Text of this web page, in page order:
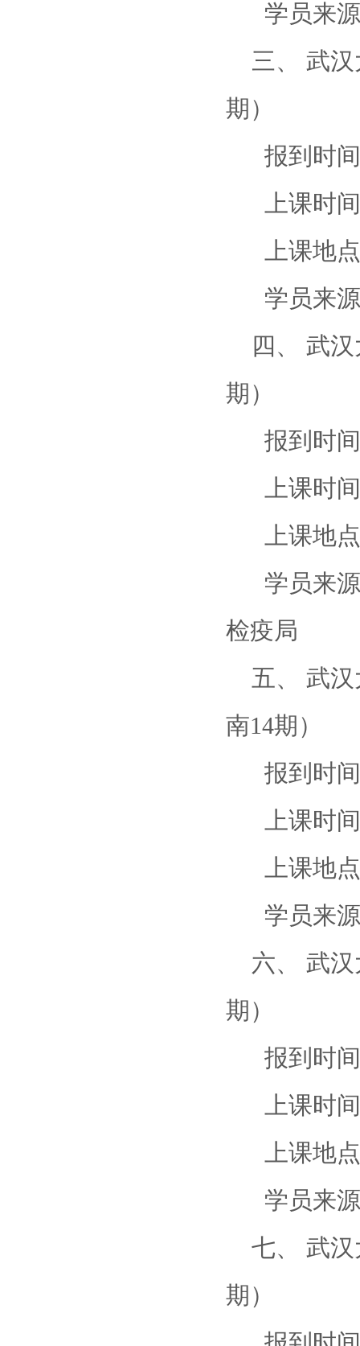
学员来源
三、 武汉
期）
报到时间
上课时间
上课地点
学员来源
四、 武汉
期）
报到时间
上课时间
上课地点
学员来源
检疫局
五、 武汉
南14期）
报到时间
上课时间
上课地点
学员来源
六、 武汉
期）
报到时间
上课时间
上课地点
学员来源
七、 武汉
期）